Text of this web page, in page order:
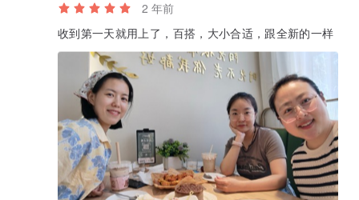
2 年前
收到第一天就用上了，百搭，大小合适，跟全新的一样